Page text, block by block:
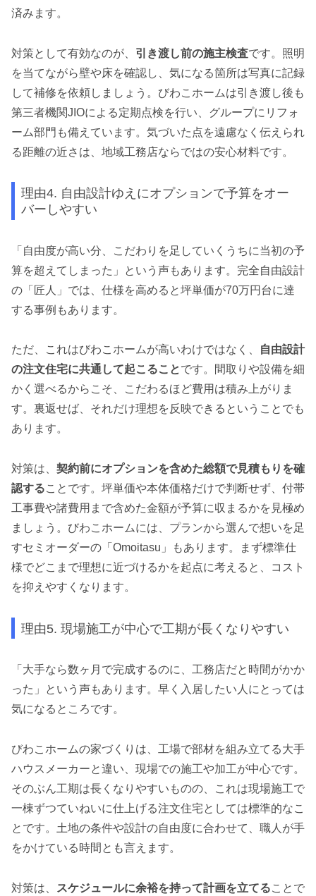
済みます。
対策として有効なのが、 引き渡し前の施主検査です。照明
を当てながら壁や床を確認し、気になる箇所は写真に記録
して補修を依頼しましょう。びわこホームは引き渡し後も
第三者機関JIOによる定期点検を行い、グループにリフォ
ーム部門も備えています。気づいた点を遠慮なく伝えられ
る距離の近さは、地域工務店ならではの安心材料です。
理由4. 自由設計ゆえにオプションで予算をオー
バーしやすい
「自由度が高い分、こだわりを足していくうちに当初の予
算を超えてしまった」という声もあります。完全自由設計
の「匠人」では、仕様を高めると坪単価が70万円台に達
する事例もあります。
ただ、これはびわこホームが高いわけではなく、
自由設計
の注文住宅に共通して起こることです。間取りや設備を細
かく選べるからこそ、こだわるほど費用は積み上がりま
す。裏返せば、それだけ理想を反映できるということでも
あります。
対策は、 契約前にオプションを含めた総額で見積もりを確
認することです。坪単価や本体価格だけで判断せず、付帯
工事費や諸費用まで含めた金額が予算に収まるかを見極め
ましょう。びわこホームには、プランから選んで想いを足
すセミオーダーの「Omoitasu」もあります。まず標準仕
様でどこまで理想に近づけるかを起点に考えると、コスト
を抑えやすくなります。
理由5. 現場施工が中心で工期が長くなりやすい
「大手なら数ヶ月で完成するのに、工務店だと時間がかか
った」という声もあります。早く入居したい人にとっては
気になるところです。
びわこホームの家づくりは、工場で部材を組み立てる大手
ハウスメーカーと違い、現場での施工や加工が中心です。
そのぶん工期は長くなりやすいものの、これは現場施工で
一棟ずつていねいに仕上げる注文住宅としては標準的なこ
とです。土地の条件や設計の自由度に合わせて、職人が手
をかけている時間とも言えます。
対策は、 スケジュールに余裕を持って計画を立てることで